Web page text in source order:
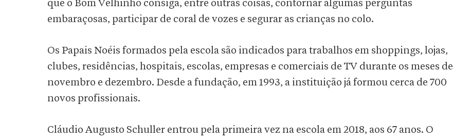
que o Bom Velhinho consiga, entre outras coisas, contornar algumas perguntas
embaraçosas, participar de coral de vozes e segurar as crianças no colo.
Os Papais Noéis formados pela escola são indicados para trabalhos em shoppings, lojas,
clubes, residências, hospitais, escolas, empresas e comerciais de TV durante os meses de
novembro e dezembro. Desde a fundação, em 1993, a instituição já formou cerca de 700
novos profissionais.
Cláudio Augusto Schuller entrou pela primeira vez na escola em 2018, aos 67 anos. O